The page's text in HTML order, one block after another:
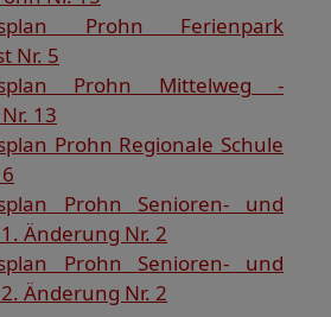
Prohn Ferienpark
Nr. 5
Prohn Mittelweg -
13
Prohn Regionale Schule
Prohn Senioren- und
Änderung Nr. 2
Prohn Senioren- und
Änderung Nr. 2